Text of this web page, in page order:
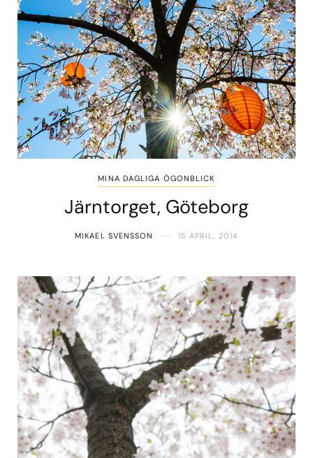
MINA DAGLIGA ÖGONBLICK
Järntorget, Göteborg
MIKAEL SVENSSON 15 APRIL, 2014